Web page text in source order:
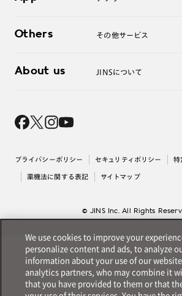
お問い合わせ
Others その他サービス
レンズ交換
About us JINSについて
採用情報
出店について
プライバシーポリシー セキュリティポリシー 特
薬機法に関する表記 サイトマップ
© JINS Inc. All Rights
We use cookies to improve your
personalize content and ads, to analyze
information about your use of our
analytics partners, who may combine it
that you have provided to them or that